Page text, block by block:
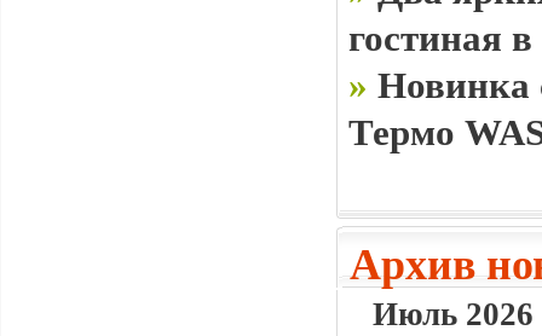
гостиная
» Новинка
Термо
Архив
Июль 2026